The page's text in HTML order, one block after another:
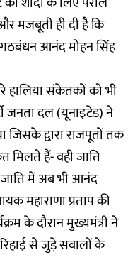
मजबूती ही दी है कि
आनंद मोहन सिंह
हालिया संकेतकों को भी
जनता दल (यूनाइटेड) ने
जिसके द्वारा राजपूतों तक
मिलते हैं- वही जाति
में अब भी आनंद
महाराणा प्रताप की
के दौरान मुख्यमंत्री ने
से जुड़े सवालों के